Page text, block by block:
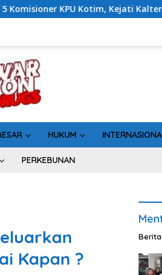
Kalteng Sinyalkan Ada
HUKUM
PERKEBUNAN
Kapan ?